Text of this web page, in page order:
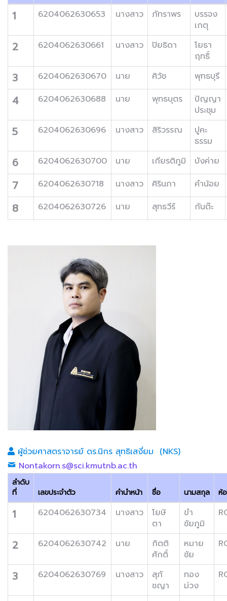
1 6204062630653 นางสาว ภัทราพร
บรรจง
เกตุ
2 6204062630661 นางสาว ปิยธิดา
โยธา
ฤทธิ์
3 6204062630670 นาย ศิวัช พุทธบุรี
4 6204062630688 นาย พุทธบุตร
ปัญญา
ประชุม
5 6204062630696 นางสาว สิริวรรณ
ปูคะ
ธรรม
6 6204062630700 นาย เกียรติภูมิ บังค่าย
7 6204062630718 นางสาว ศิรินภา คำน้อย
8 6204062630726 นาย สุทธวีร์ กันต๊ะ
ผู้ช่วยศาสตราจารย์ ดร.นิกร สุทธิเสงี่ยม (NKS)
Nontakorn.s@sci.kmutnb.ac.th
ลำดับ
ที่
เลขประจำตัว คำนำหน้า ชื่อ นามสกุล ห้
1 6204062630734 นางสาว
โยษิ
ตา
ขำ
ชัยภูมิ
2 6204062630742 นาย
กิตติ
ศักดิ์
หมาย
ชัย
3 6204062630769 นางสาว
สุภั
ชญา
ทอง
ม่วง